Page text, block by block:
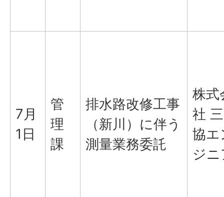
7月
1日
管
理
課
排水路改修工事
（新川）に伴う
測量業務委託
株式
社 三
協エ
ジ